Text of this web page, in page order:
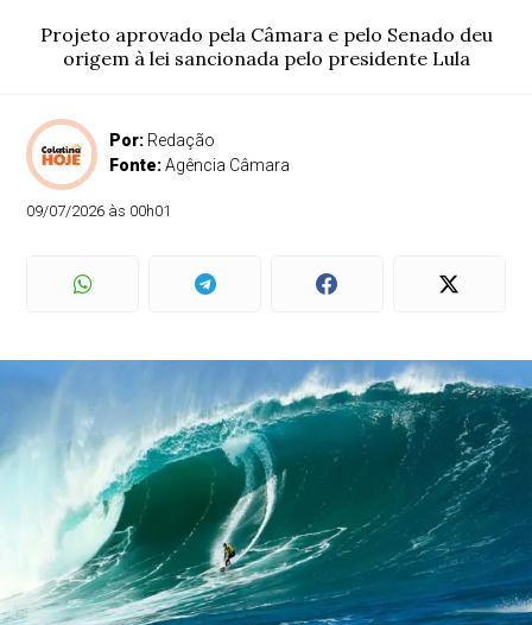
Projeto aprovado pela Câmara e pelo Senado deu
origem à lei sancionada pelo presidente Lula
Por: Redação
Fonte:Agência Câmara
09/07/2026 às 00h01